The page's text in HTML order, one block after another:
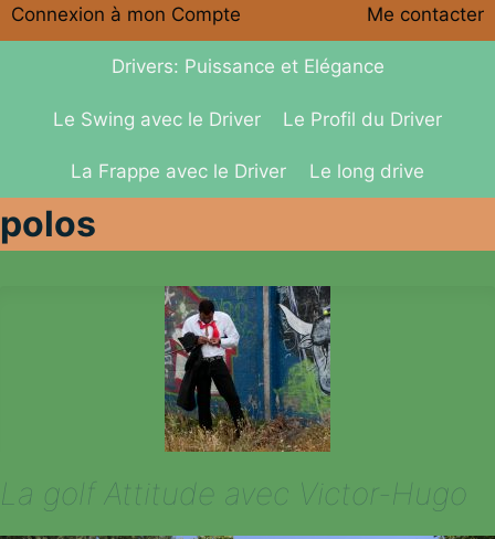
Connexion à mon Compte Me contacter
Drivers: Puissance et Elégance
Le Swing avec le Driver Le Profil du Driver
La Frappe avec le Driver Le long drive
polos
La golf Attitude avec Victor-Hugo